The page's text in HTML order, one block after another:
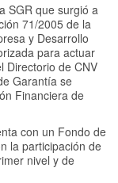
SGR que surgió a
71/2005 de la
y Desarrollo
para actuar
Directorio de CNV
Garantía se
Financiera de
con un Fondo de
la participación de
nivel y de